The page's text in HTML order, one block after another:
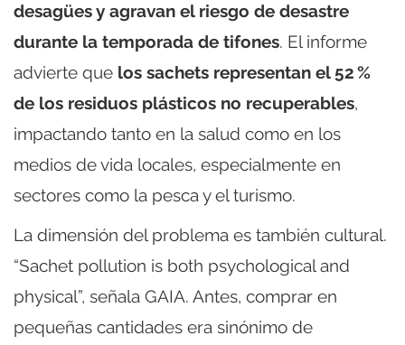
desagües y agravan el riesgo de desastre
durante la temporada de tifones. El informe
advierte que los sachets representan el 52 %
de los residuos plásticos no recuperables,
impactando tanto en la salud como en los
medios de vida locales, especialmente en
sectores como la pesca y el turismo.
La dimensión del problema es también cultural.
“Sachet pollution is both psychological and
physical”, señala GAIA. Antes, comprar en
pequeñas cantidades era sinónimo de